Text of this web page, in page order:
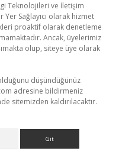
Teknolojileri ve İletişim
Yer Sağlayıcı olarak hizmet
proaktif olarak denetleme
Ancak, üyelerimiz
olup, siteye üye olarak
düşündüğünüz
adresine bildirmeniz
sitemizden kaldırılacaktır.